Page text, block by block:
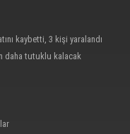
kaybetti, 3 kişi yaralandı
daha tutuklu kalacak